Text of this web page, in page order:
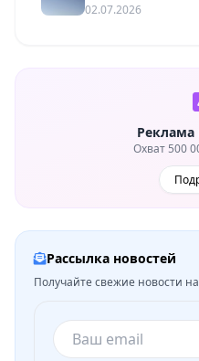
02.07.2026
Реклама
Охват 500
Рассылка новостей
Получайте свежие новости